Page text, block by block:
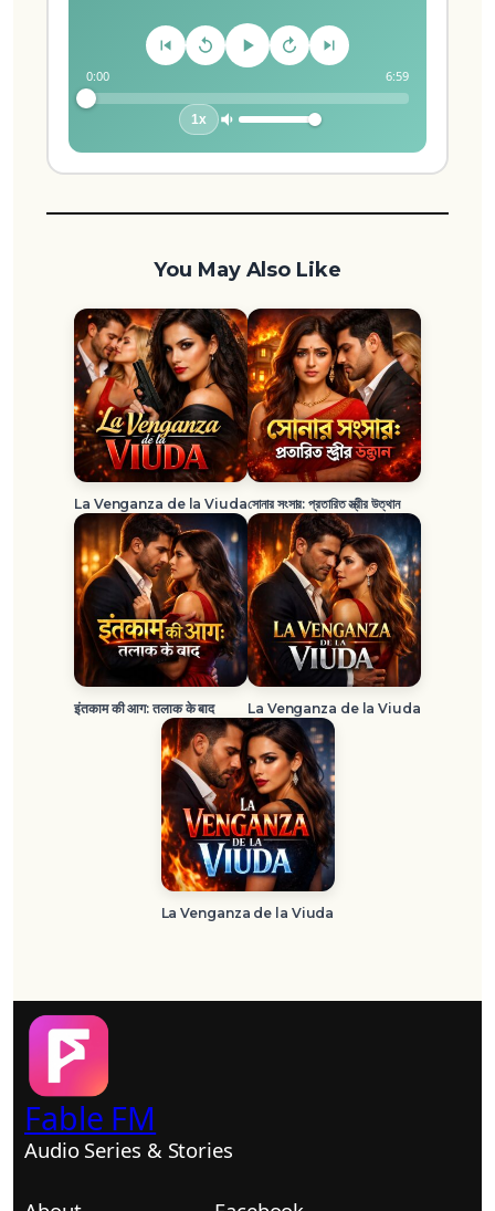
0:00 6:59
1x
You May Also Like
La Venganza de la Viudaসোনার সংসার: প্রতারিত স্ত্রীর উত্থান
इंतकाम की आग: तलाक के बाद La Venganza de la Viuda
La Venganza de la Viuda
Fable FM
Audio Series & Stories